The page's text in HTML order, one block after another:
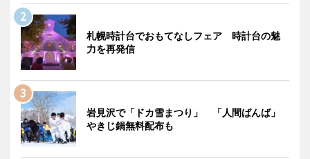
札幌時計台でおもてなしフェア 時計台の魅
力を再発信
岩見沢で「ドカ雪まつり」 「人間ばんば」
やきじ鍋無料配布も